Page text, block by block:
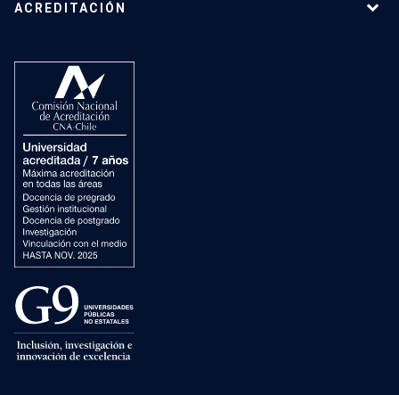
ACREDITACIÓN